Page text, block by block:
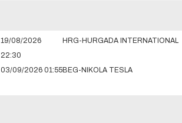
19/08/2026
22:30
HRG-HURGADA INTERNATIONAL
03/09/2026 01:55BEG-NIKOLA TESLA